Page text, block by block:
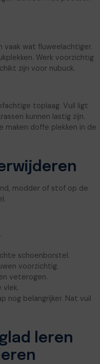
vaak wat fluweelachtiger.
Werk voorzichtig
zijn voor nubuck.
toplaag. Vuil ligt
kunnen lastig zijn.
maken doffe plekken in de
modder of stof op de
schoenborstel.
voorzichtig.
veterogen.
vlek.
nog belangrijker. Nat vuil
leren